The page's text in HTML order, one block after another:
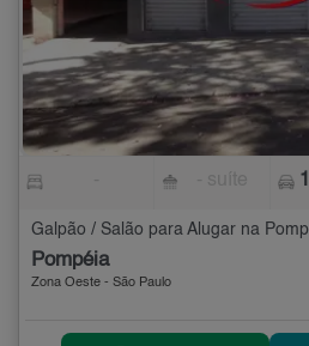
Galpão / Salão para Alugar na
Pompéia
Zona Oeste - São Paulo